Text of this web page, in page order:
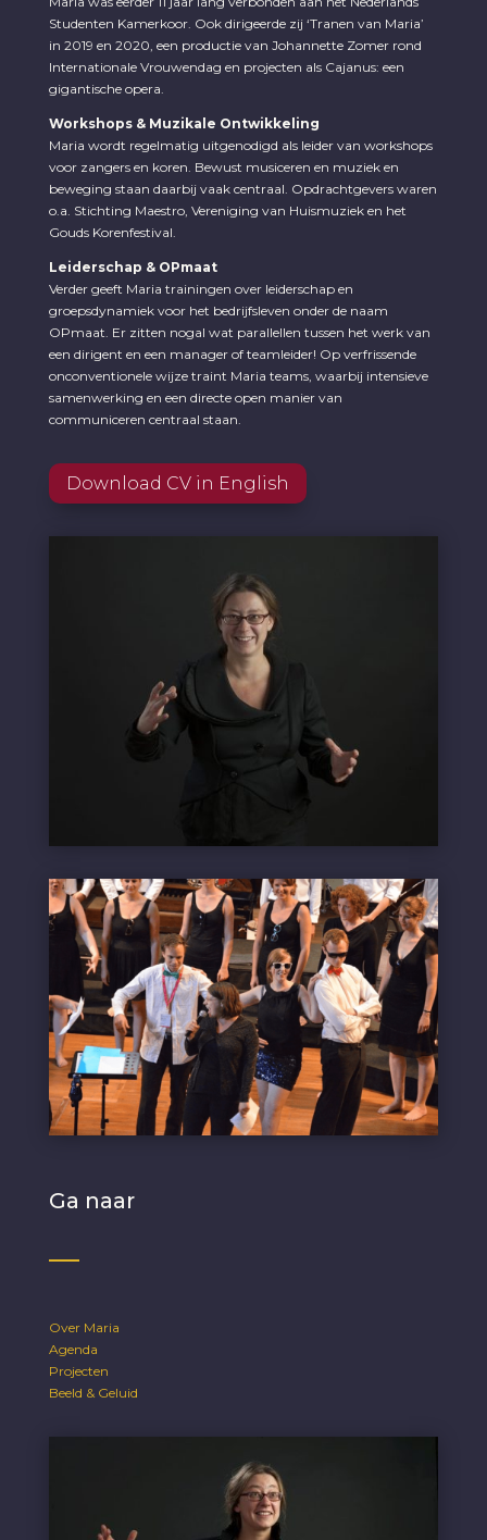
Studenten Kamerkoor. Ook dirigeerde zij ‘Tranen van Maria’
in 2019 en 2020, een productie van Johannette Zomer rond
Internationale Vrouwendag en projecten als Cajanus: een
gigantische opera.
Workshops & Muzikale Ontwikkeling
Maria wordt regelmatig uitgenodigd als leider van workshops
voor zangers en koren. Bewust musiceren en muziek en
beweging staan daarbij vaak centraal. Opdrachtgevers waren
o.a. Stichting Maestro, Vereniging van Huismuziek en het
Gouds Korenfestival.
Leiderschap & OPmaat
Verder geeft Maria trainingen over leiderschap en
groepsdynamiek voor het bedrijfsleven onder de naam
OPmaat. Er zitten nogal wat parallellen tussen het werk van
een dirigent en een manager of teamleider! Op verfrissende
onconventionele wijze traint Maria teams, waarbij intensieve
samenwerking en een directe open manier van
communiceren centraal staan.
Download CV in English
Ga naar
Over Maria
Agenda
Projecten
Beeld & Geluid